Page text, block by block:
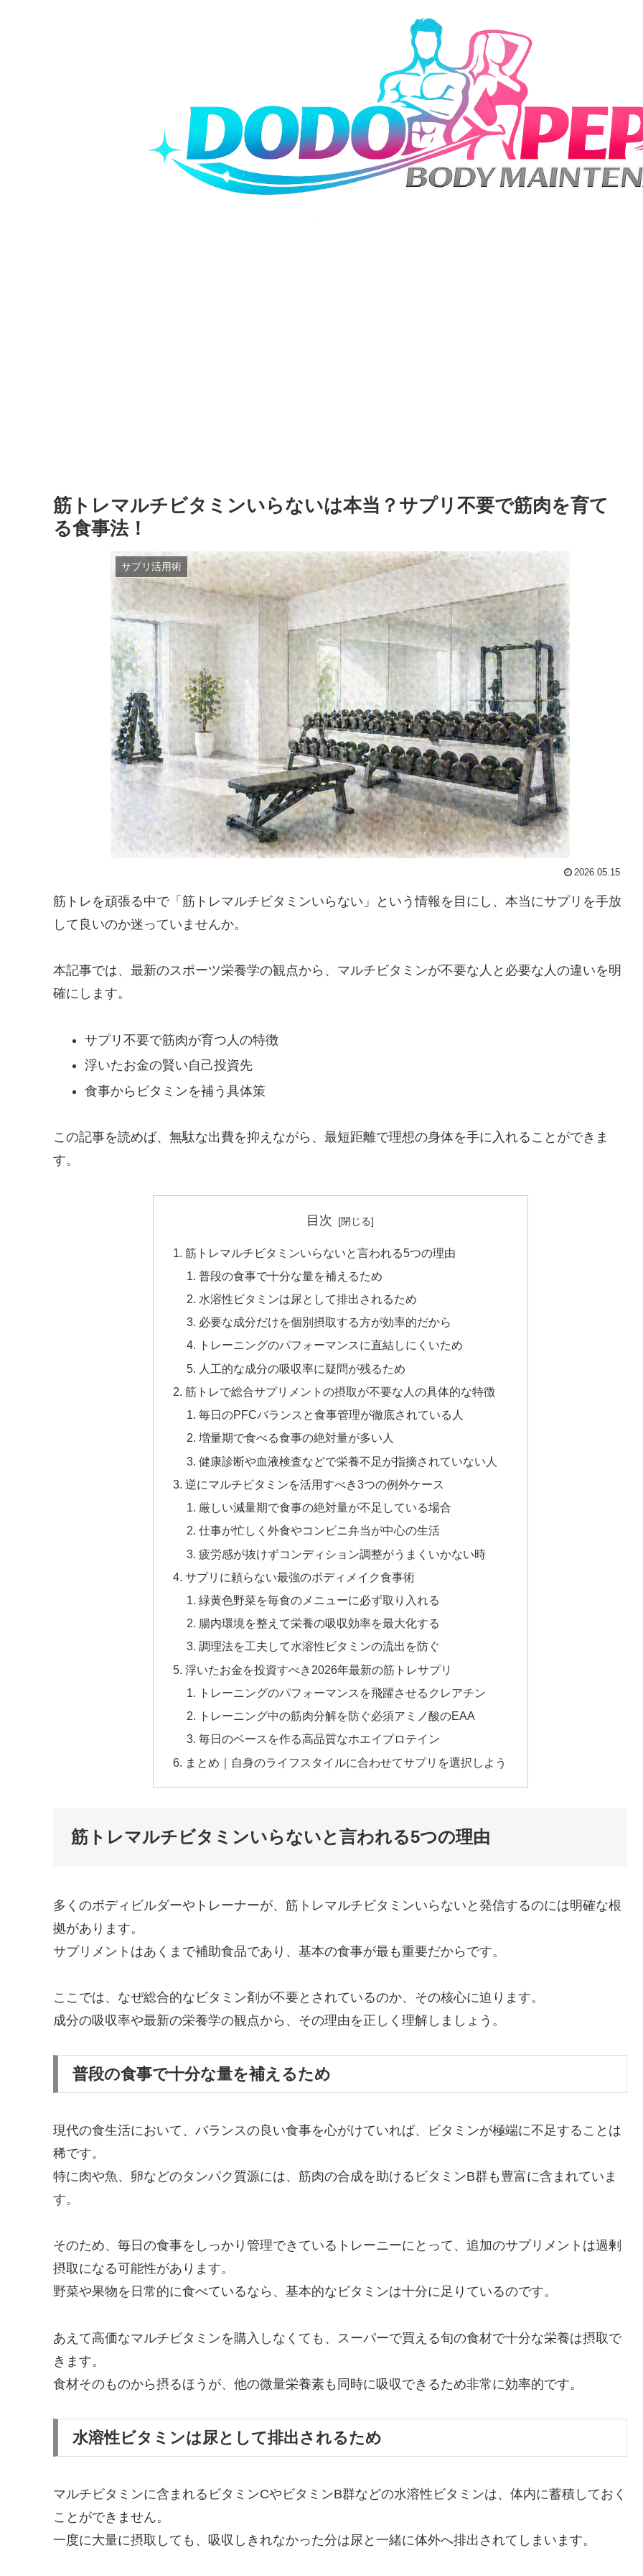
筋トレマルチビタミンいらないは本当？サプリ不要で筋肉を育て
る食事法！
サプリ活用術
2026.05.15
筋トレを頑張る中で「筋トレマルチビタミンいらない」という情報を目にし、本当にサプリを手放
して良いのか迷っていませんか。
本記事では、最新のスポーツ栄養学の観点から、マルチビタミンが不要な人と必要な人の違いを明
確にします。
サプリ不要で筋肉が育つ人の特徴
浮いたお金の賢い自己投資先
食事からビタミンを補う具体策
この記事を読めば、無駄な出費を抑えながら、最短距離で理想の身体を手に入れることができま
す。
目次
筋トレマルチビタミンいらないと言われる5つの理由
普段の食事で十分な量を補えるため
水溶性ビタミンは尿として排出されるため
必要な成分だけを個別摂取する方が効率的だから
トレーニングのパフォーマンスに直結しにくいため
人工的な成分の吸収率に疑問が残るため
筋トレで総合サプリメントの摂取が不要な人の具体的な特徴
毎日のPFCバランスと食事管理が徹底されている人
増量期で食べる食事の絶対量が多い人
健康診断や血液検査などで栄養不足が指摘されていない人
逆にマルチビタミンを活用すべき3つの例外ケース
厳しい減量期で食事の絶対量が不足している場合
仕事が忙しく外食やコンビニ弁当が中心の生活
疲労感が抜けずコンディション調整がうまくいかない時
サプリに頼らない最強のボディメイク食事術
緑黄色野菜を毎食のメニューに必ず取り入れる
腸内環境を整えて栄養の吸収効率を最大化する
調理法を工夫して水溶性ビタミンの流出を防ぐ
浮いたお金を投資すべき2026年最新の筋トレサプリ
トレーニングのパフォーマンスを飛躍させるクレアチン
トレーニング中の筋肉分解を防ぐ必須アミノ酸のEAA
毎日のベースを作る高品質なホエイプロテイン
まとめ｜自身のライフスタイルに合わせてサプリを選択しよう
筋トレマルチビタミンいらないと言われる5つの理由
多くのボディビルダーやトレーナーが、筋トレマルチビタミンいらないと発信するのには明確な根
拠があります。
サプリメントはあくまで補助食品であり、基本の食事が最も重要だからです。
ここでは、なぜ総合的なビタミン剤が不要とされているのか、その核心に迫ります。
成分の吸収率や最新の栄養学の観点から、その理由を正しく理解しましょう。
普段の食事で十分な量を補えるため
現代の食生活において、バランスの良い食事を心がけていれば、ビタミンが極端に不足することは
稀です。
特に肉や魚、卵などのタンパク質源には、筋肉の合成を助けるビタミンB群も豊富に含まれていま
す。
そのため、毎日の食事をしっかり管理できているトレーニーにとって、追加のサプリメントは過剰
摂取になる可能性があります。
野菜や果物を日常的に食べているなら、基本的なビタミンは十分に足りているのです。
あえて高価なマルチビタミンを購入しなくても、スーパーで買える旬の食材で十分な栄養は摂取で
きます。
食材そのものから摂るほうが、他の微量栄養素も同時に吸収できるため非常に効率的です。
水溶性ビタミンは尿として排出されるため
マルチビタミンに含まれるビタミンCやビタミンB群などの水溶性ビタミンは、体内に蓄積しておく
ことができません。
一度に大量に摂取しても、吸収しきれなかった分は尿と一緒に体外へ排出されてしまいます。